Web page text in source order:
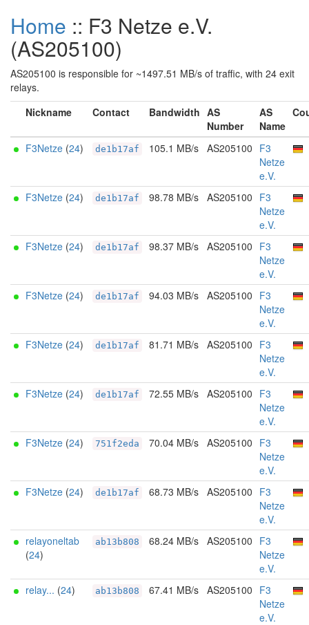
Home :: F3 Netze e.V.
(AS205100)
AS205100 is responsible for ~1497.51 MB/s of traffic, with 24 exit
relays.
Nickname
Contact Bandwidth AS
Number
AS
Name
F3Netze (24) de1b17af 105.1 MB/s AS205100 F3
Netze
e.V.
F3Netze (24) de1b17af 98.78 MB/s AS205100 F3
Netze
e.V.
F3Netze (24) de1b17af 98.37 MB/s AS205100 F3
Netze
e.V.
F3Netze (24) de1b17af 94.03 MB/s AS205100 F3
Netze
e.V.
F3Netze (24) de1b17af 81.71 MB/s AS205100 F3
Netze
e.V.
F3Netze (24) de1b17af 72.55 MB/s AS205100 F3
Netze
e.V.
F3Netze (24) 751f2eda 70.04 MB/s AS205100 F3
Netze
e.V.
F3Netze (24) de1b17af 68.73 MB/s AS205100 F3
Netze
e.V.
relayoneltab
(24)
ab13b808 68.24 MB/s AS205100 F3
Netze
e.V.
relay... (24) ab13b808 67.41 MB/s AS205100 F3
Netze
e.V.